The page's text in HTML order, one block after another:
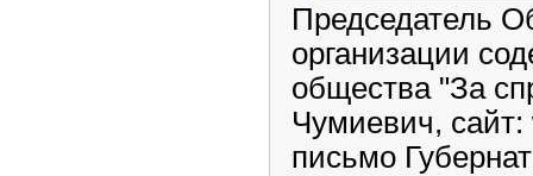
Председатель
организации
общества "За
Чумиевич,
письмо